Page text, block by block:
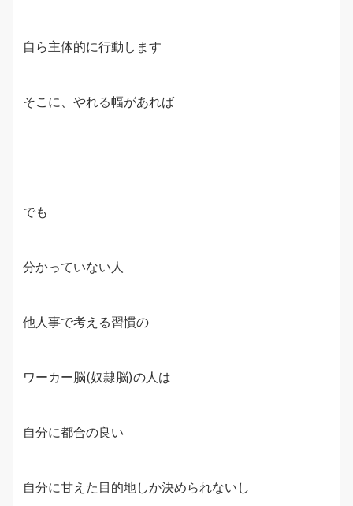
自ら主体的に行動します
そこに、やれる幅があれば
でも
分かっていない人
他人事で考える習慣の
ワーカー脳(奴隷脳)の人は
自分に都合の良い
自分に甘えた目的地しか決められないし